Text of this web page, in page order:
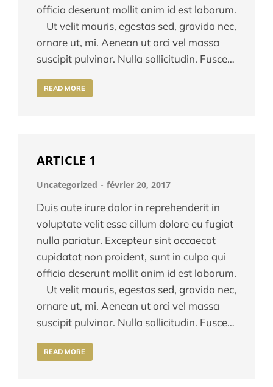
officia deserunt mollit anim id est laborum.
Ut velit mauris, egestas sed, gravida nec,
ornare ut, mi. Aenean ut orci vel massa
suscipit pulvinar. Nulla sollicitudin. Fusce…
READ MORE
ARTICLE 1
Uncategorized février 20, 2017
Duis aute irure dolor in reprehenderit in
voluptate velit esse cillum dolore eu fugiat
nulla pariatur. Excepteur sint occaecat
cupidatat non proident, sunt in culpa qui
officia deserunt mollit anim id est laborum.
Ut velit mauris, egestas sed, gravida nec,
ornare ut, mi. Aenean ut orci vel massa
suscipit pulvinar. Nulla sollicitudin. Fusce…
READ MORE